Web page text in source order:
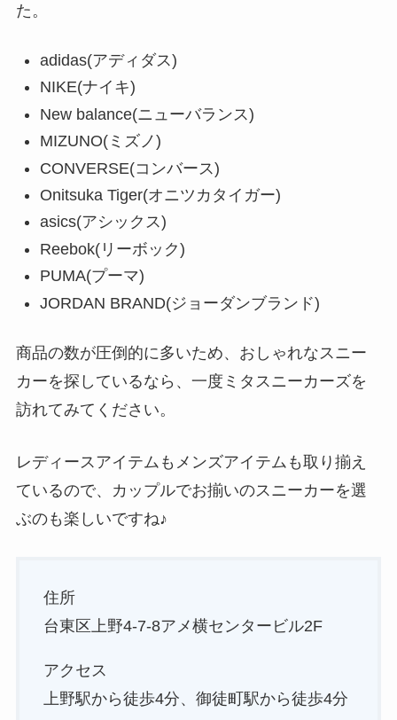
た。
adidas(アディダス)
NIKE(ナイキ)
New balance(ニューバランス)
MIZUNO(ミズノ)
CONVERSE(コンバース)
Onitsuka Tiger(オニツカタイガー)
asics(アシックス)
Reebok(リーボック)
PUMA(プーマ)
JORDAN BRAND(ジョーダンブランド)
商品の数が圧倒的に多いため、おしゃれなスニー
カーを探しているなら、一度ミタスニーカーズを
訪れてみてください。
レディースアイテムもメンズアイテムも取り揃え
ているので、カップルでお揃いのスニーカーを選
ぶのも楽しいですね♪
住所
台東区上野4-7-8アメ横センタービル2F
アクセス
上野駅から徒歩4分、御徒町駅から徒歩4分